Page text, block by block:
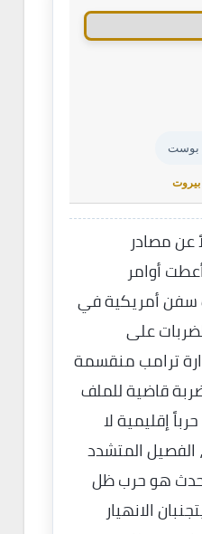
بوست
عن مصادر
أوامر
سفن أمريكية في
على
ترامب منقسمة
قاضية للملف
إقليمية لا
الفصيل المتشدد
هو حرب ظل
الانهيار